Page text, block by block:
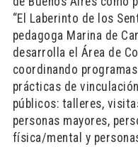
“El Laberinto de los
pedagoga Marina de
desarrolla el Área de
coordinando
prácticas de
públicos: talleres,
personas mayores,
física/mental y